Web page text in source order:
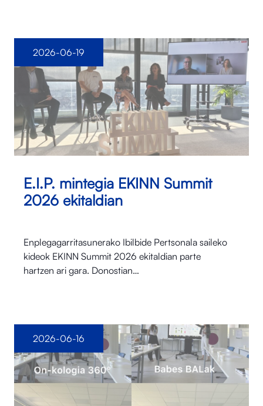
E.I.P. mintegia EKINN Summit
2026 ekitaldian
Enplegagarritasunerako Ibilbide Pertsonala saileko
kideok EKINN Summit 2026 ekitaldian parte
hartzen ari gara. Donostian…
2026-06-19
2026-06-16